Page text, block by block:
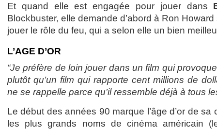
Et quand elle est engagée pour jouer dans
Blockbuster, elle demande d’abord à Ron
jouer le rôle du feu, qui a selon elle un bien
L’AGE D’OR
“Je préfère de loin jouer dans un film qui
plutôt qu’un film qui rapporte cent millions de
ne se rappelle parce qu’il ressemble déjà à tous
Le début des années 90 marque l’âge d’or de sa
les plus grands noms de cinéma américain